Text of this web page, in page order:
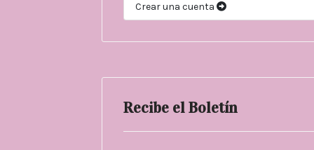
Crear una cuenta
Recibe el Boletín